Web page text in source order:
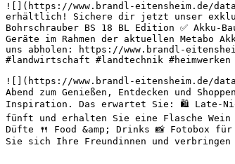
![](https://www.brandl-eitensheim.de/data/
erhältlich! Sichere dir jetzt unser
Bohrschrauber BS 18 BL Edition ✅ Akku-
Geräte im Rahmen der aktuellen
uns abholen: https://www.brandl-
#landwirtschaft #landtechnik
![](https://www.brandl-eitensheim.de/
Abend zum Genießen, Entdecken und
Inspiration. Das erwartet Sie: 🛍️ Late-
fünft und erhalten Sie eine Flasche
Düfte 🍴 Food &amp; Drinks 📸 Fotobox